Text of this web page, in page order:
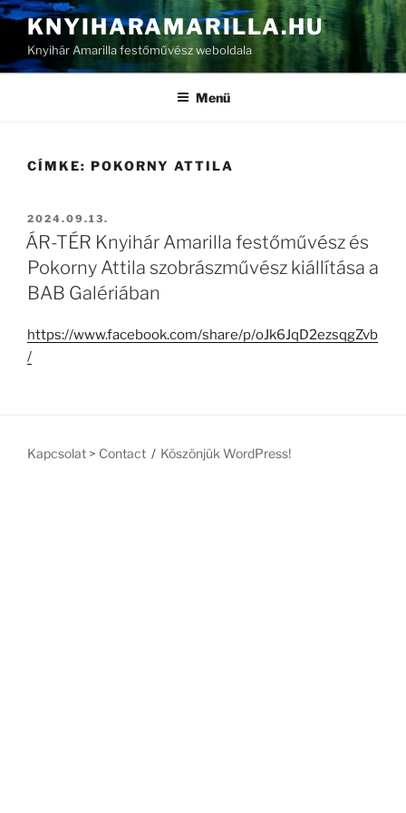
Tartalomhoz
KNYIHARAMARILLA.HU
Knyihár Amarilla festőművész weboldala
Menü
CÍMKE: POKORNY ATTILA
BEKÜLDVE:
2024.09.13.
ÁR-TÉR Knyihár Amarilla festőművész és
Pokorny Attila szobrászművész kiállítása a
BAB Galériában
https://www.facebook.com/share/p/oJk6JqD2ezsqgZvb
/
Kapcsolat > Contact Köszönjük WordPress!